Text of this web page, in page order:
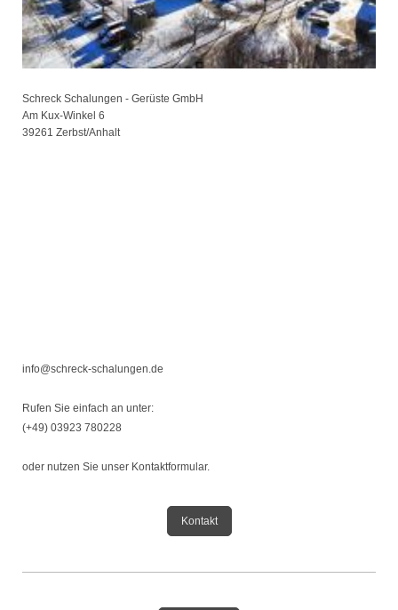
Schreck Schalungen - Gerüste GmbH
Am Kux-Winkel 6
39261 Zerbst/Anhalt
info@schreck-schalungen.de
Rufen Sie einfach an unter:
(+49) 03923 780228
oder nutzen Sie unser Kontaktformular.
Kontakt